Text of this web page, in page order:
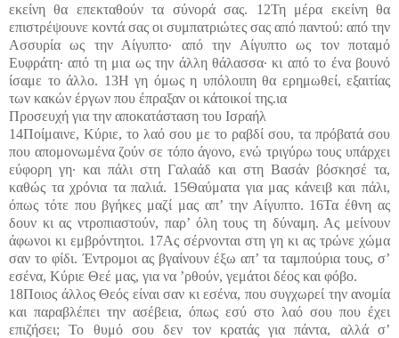
εκείνη θα επεκταθούν τα σύνορά σας. 12Τη μέρα εκείνη θα
επιστρέψουνε κοντά σας οι συμπατριώτες σας από παντού: από την
Ασσυρία ως την Αίγυπτο· από την Αίγυπτο ως τον ποταμό
Ευφράτη· από τη μια ως την άλλη θάλασσα· κι από το ένα βουνό
ίσαμε το άλλο. 13Η γη όμως η υπόλοιπη θα ερημωθεί, εξαιτίας
των κακών έργων που έπραξαν οι κάτοικοί της.ια
Προσευχή για την αποκατάσταση του Ισραήλ
14Ποίμαινε, Κύριε, το λαό σου με το ραβδί σου, τα πρόβατά σου
που απομονωμένα ζούν σε τόπο άγονο, ενώ τριγύρω τους υπάρχει
εύφορη γη· και πάλι στη Γαλαάδ και στη Βασάν βόσκησέ τα,
καθώς τα χρόνια τα παλιά. 15Θαύματα για μας κάνειβ και πάλι,
όπως τότε που βγήκες μαζί μας απ’ την Αίγυπτο. 16Τα έθνη ας
δουν κι ας ντροπιαστούν, παρ’ όλη τους τη δύναμη. Ας μείνουν
άφωνοι κι εμβρόντητοι. 17Ας σέρνονται στη γη κι ας τρώνε χώμα
σαν το φίδι. Έντρομοι ας βγαίνουν έξω απ’ τα ταμπούρια τους, σ’
εσένα, Κύριε Θεέ μας, για να ’ρθούν, γεμάτοι δέος και φόβο.
18Ποιος άλλος Θεός είναι σαν κι εσένα, που συγχωρεί την ανομία
και παραβλέπει την ασέβεια, όπως εσύ στο λαό σου που έχει
επιζήσει; Το θυμό σου δεν τον κρατάς για πάντα, αλλά σ’